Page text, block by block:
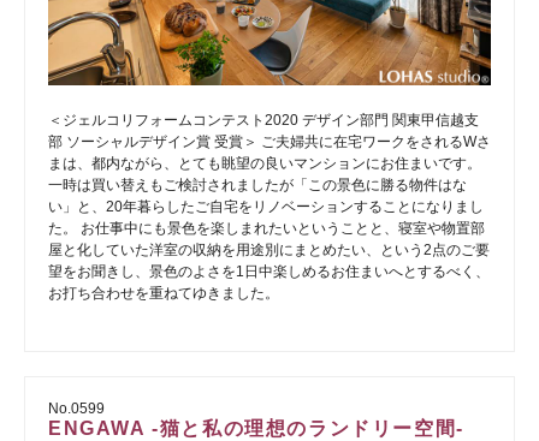
＜ジェルコリフォームコンテスト2020 デザイン部門 関東甲信越支
部 ソーシャルデザイン賞 受賞＞ ご夫婦共に在宅ワークをされるWさ
まは、都内ながら、とても眺望の良いマンションにお住まいです。
一時は買い替えもご検討されましたが「この景色に勝る物件はな
い」と、20年暮らしたご自宅をリノベーションすることになりまし
た。 お仕事中にも景色を楽しまれたいということと、寝室や物置部
屋と化していた洋室の収納を用途別にまとめたい、という2点のご要
望をお聞きし、景色のよさを1日中楽しめるお住まいへとするべく、
お打ち合わせを重ねてゆきました。
No.0599
ENGAWA -猫と私の理想のランドリー空間-